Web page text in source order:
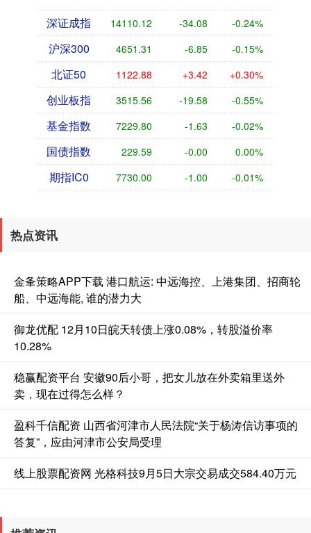
深证成指 14110.12 -34.08 -0.24%
沪深300 4651.31 -6.85 -0.15%
北证50 1122.88 +3.42 +0.30%
创业板指 3515.56 -19.58 -0.55%
基金指数 7229.80 -1.63 -0.02%
国债指数 229.59 -0.00 0.00%
期指IC0 7730.00 -1.00 -0.01%
热点资讯
金夆策略APP下载 港口航运: 中远海控、上港集团、招商轮
船、中远海能, 谁的潜力大
御龙优配 12月10日皖天转债上涨0.08%，转股溢价率
10.28%
稳赢配资平台 安徽90后小哥，把女儿放在外卖箱里送外
卖，现在过得怎么样？
盈科千信配资 山西省河津市人民法院“关于杨涛信访事项的
答复”，应由河津市公安局受理
线上股票配资网 光格科技9月5日大宗交易成交584.40万元